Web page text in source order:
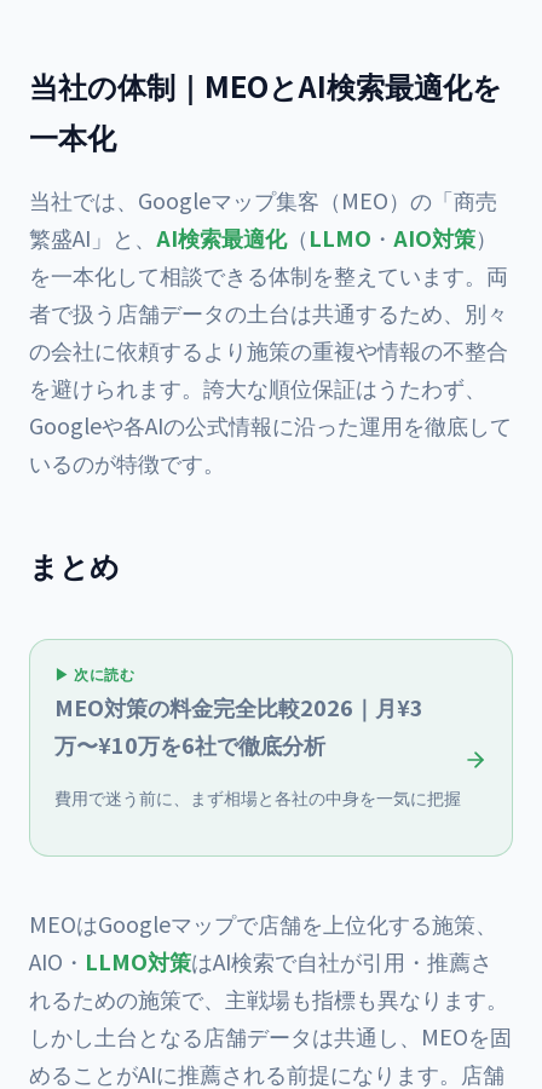
当社の体制｜MEOとAI検索最適化を
一本化
当社では、Googleマップ集客（MEO）の「商売
繁盛AI」と、 AI検索最適化（LLMO ・ AIO対策）
を一本化して相談できる体制を整えています。両
者で扱う店舗データの土台は共通するため、別々
の会社に依頼するより施策の重複や情報の不整合
を避けられます。誇大な順位保証はうたわず、
Googleや各AIの公式情報に沿った運用を徹底して
いるのが特徴です。
まとめ
▶ 次に読む
MEO対策の料金完全比較2026｜月¥3
万〜¥10万を6社で徹底分析
費用で迷う前に、まず相場と各社の中身を一気に把握
MEOはGoogleマップで店舗を上位化する施策、
AIO・ LLMO対策はAI検索で自社が引用・推薦さ
れるための施策で、主戦場も指標も異なります。
しかし土台となる店舗データは共通し、MEOを固
めることがAIに推薦される前提になります。店舗